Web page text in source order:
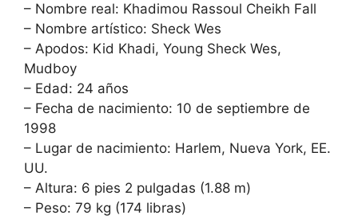
– Nombre real: Khadimou Rassoul Cheikh Fall
– Nombre artístico: Sheck Wes
– Apodos: Kid Khadi, Young Sheck Wes,
Mudboy
– Edad: 24 años
– Fecha de nacimiento: 10 de septiembre de
1998
– Lugar de nacimiento: Harlem, Nueva York, EE.
UU.
– Altura: 6 pies 2 pulgadas (1.88 m)
– Peso: 79 kg (174 libras)